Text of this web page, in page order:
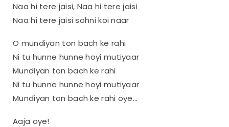
Naa hi tere jaisi, Naa hi tere jaisi
Naa hi tere jaisi sohni koi naar
O mundiyan ton bach ke rahi
Ni tu hunne hunne hoyi mutiyaar
Mundiyan ton bach ke rahi
Ni tu hunne hunne hoyi mutiyaar
Mundiyan ton bach ke rahi oye…
Aaja oye!